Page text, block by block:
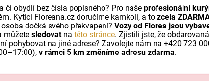
či obydlí bez čísla popisného? Pro našeprofesionální
Kytici Floreana.cz doručíme kamkoli, a tozcela
dočká svého překvapení?Vozy od Florea jsou
můžetesledovatnatéto stránce. Zjistili jste, že
pohybovat na jiné adrese? Zavolejte nám na +420 723
v rámci 5 km změníme adresu zdarma.